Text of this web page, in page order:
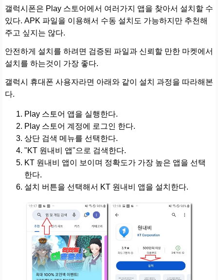
갤럭시폰은 Play 스토어에서 여러가지 앱을 찾아서 설치할 수
있다. APK 파일을 이용해서 수동 설치도 가능하지만 추천해
주고 싶지는 않다.
안전하게 설치를 하려면 검증된 파일과 신뢰할 만한 마켓에서
설치를 하는것이 가장 좋다.
갤럭시 휴대폰 사용자라면 아래와 같이 설치 과정을 따라해본
다.
Play 스토어 앱을 실행한다.
Play 스토어 계정에 로그인 한다.
상단 검색 메뉴를 선택한다.
"KT 원내비 앱"으로 검색한다.
KT 원내비 앱이 보이며 정확도가 가장 높은 앱을 선택
한다.
설치 버튼을 선택해서 KT 원내비 앱을 설치한다.